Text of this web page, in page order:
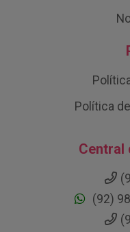
Política
Central
(92)